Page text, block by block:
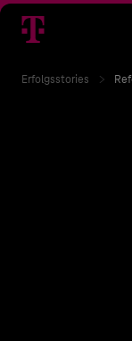
Erfolgsstories